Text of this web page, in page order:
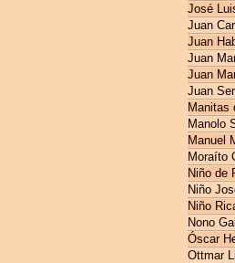
José
Juan
Juan
Juan
Juan
Juan
Manitas
Manolo
Manuel
Moraíto
Niño de
Niño
Niño
Nono
Óscar
Ottmar